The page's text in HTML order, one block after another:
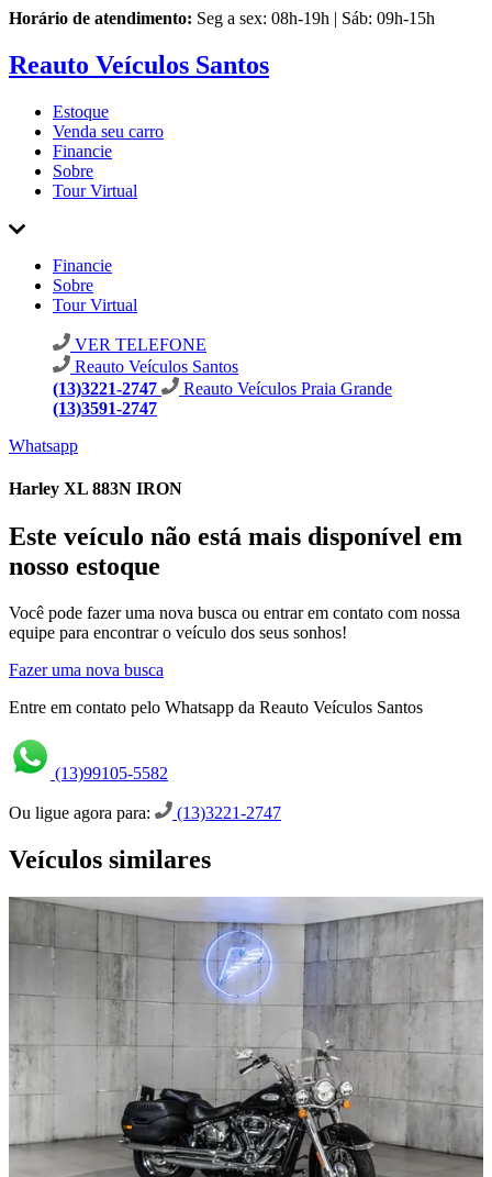
Horário de atendimento: Seg a sex: 08h-19h | Sáb: 09h-15h
Reauto Veículos Santos
Estoque
Venda seu carro
Financie
Sobre
Tour Virtual
Financie
Sobre
Tour Virtual
VER TELEFONE
Reauto Veículos Santos
(13)3221-2747
Reauto Veículos Praia Grande
(13)3591-2747
Whatsapp
Harley XL 883N IRON
Este veículo não está mais disponível em
nosso estoque
Você pode fazer uma nova busca ou entrar em contato com nossa
equipe para encontrar o veículo dos seus sonhos!
Fazer uma nova busca
Entre em contato pelo Whatsapp da Reauto Veículos Santos
(13)99105-5582
Ou ligue agora para: (13)3221-2747
Veículos similares